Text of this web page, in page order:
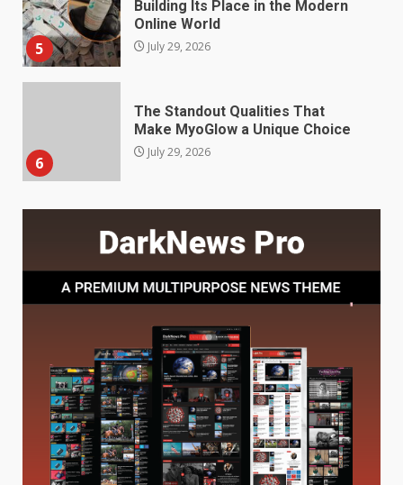
6
The Standout Qualities That
Make MyoGlow a Unique Choice
July 29, 2026
7
Choosing a Portable Power
Station for Camping: Key
Features and Buying Tips
Loss: The Truthful Guide to
Understanding Its Benefits and
Limits
August 4, 2026
Digital Product Passport
Consultants Ranked for Tech
August 3, 2026
Hahanews: A Complete Feature
Review for an Improved and